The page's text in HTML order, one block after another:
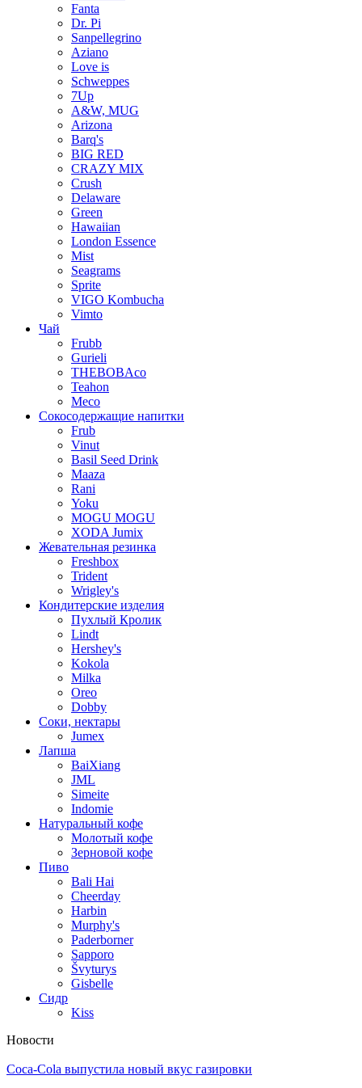
Fanta
Dr. Pi
Sanpellegrino
Aziano
Love is
Schweppes
7Up
A&W, MUG
Arizona
Barq's
BIG RED
CRAZY MIX
Crush
Delaware
Green
Hawaiian
London Essence
Mist
Seagrams
Sprite
VIGO Kombucha
Vimto
Чай
Frubb
Gurieli
THEBOBAco
Teahon
Meco
Сокосодержащие напитки
Frub
Vinut
Basil Seed Drink
Maaza
Rani
Yoku
MOGU MOGU
XODA Jumix
Жевательная резинка
Freshbox
Trident
Wrigley's
Кондитерские изделия
Пухлый Кролик
Lindt
Hershey's
Kokola
Milka
Oreo
Dobby
Соки, нектары
Jumex
Лапша
BaiXiang
JML
Simeite
Indomie
Натуральный кофе
Молотый кофе
Зерновой кофе
Пиво
Bali Hai
Cheerday
Harbin
Murphy's
Paderborner
Sapporo
Švyturys
Gisbelle
Сидр
Kiss
Новости
Coca-Cola выпустила новый вкус газировки